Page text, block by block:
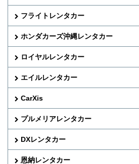
フライトレンタカー
ホンダカーズ沖縄レンタカー
ロイヤルレンタカー
エイルレンタカー
CarXis
プルメリアレンタカー
DXレンタカー
恩納レンタカー